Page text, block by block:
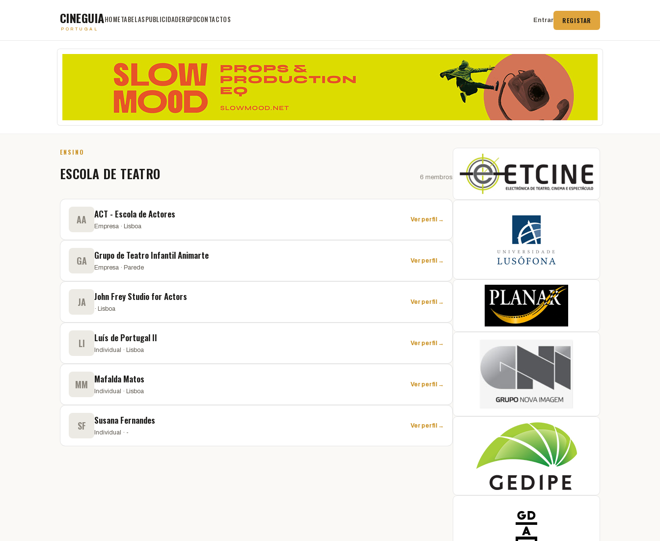
CINEGUIA
PORTUGAL
HOMETABELASPUBLICIDADERGPDCONTACTOS Entrar REGISTAR
ENSINO
ESCOLA DE TEATRO 6 membros
AA ACT - Escola de Actores
Empresa · Lisboa
Ver perfil →
GA Grupo de Teatro Infantil Animarte
Empresa · Parede
Ver perfil →
JA John Frey Studio for Actors
· Lisboa
Ver perfil →
LI Luís de Portugal II
Individual · Lisboa
Ver perfil →
MM Mafalda Matos
Individual · Lisboa
Ver perfil →
SF Susana Fernandes
Individual · -
Ver perfil →